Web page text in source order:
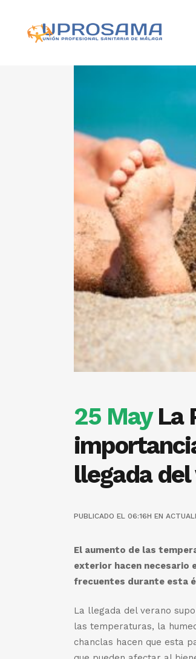
25 MayLa
llegada del
PUBLICADO EL 06:16H EN
El aumento de las
exterior hacen necesario
frecuentes durante esta
La llegada del verano
las temperaturas, la
chanclas hacen que esta